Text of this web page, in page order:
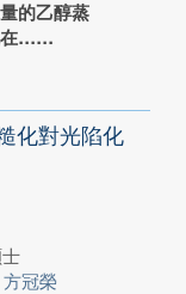
的乙醇蒸
...
化對光陷化
方冠榮